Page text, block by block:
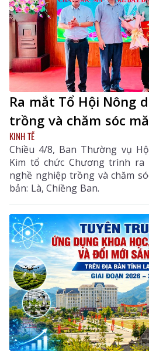
Ra mắt Tổ Hội Nông
trồng và chăm sóc
KINH TẾ
Chiều 4/8, Ban Thường vụ
Kim tổ chức Chương trình
nghề nghiệp trồng và chăm
bản: Là, Chiềng Ban.